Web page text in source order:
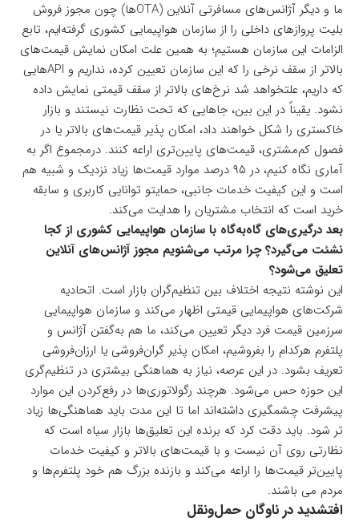
ما و دیگر آژانس‌های مسافرتی آنلاین (OTAها) چون مجوز فروش
بلیت پروازهای داخلی را از سازمان هواپیمایی کشوری گرفته‌ایم، تابع
الزامات این سازمان هستیم؛ به همین علت امکان نمایش قیمت‌های
بالاتر از سقف نرخی را که این سازمان تعیین‌ کرده، نداریم و APIهایی
که داریم، علتخواهد شد نرخ‌های بالاتر از سقف قیمتی نمایش داده
نشود. یقیناً در این بین، جاهایی که تحت نظارت نیستند و بازار
خاکستری را شکل خواهند داد، امکان پذیر قیمت‌های بالاتر یا در
فصول کم‌مشتری، قیمت‌های پایین‌تری اراعه کنند. درمجموع اگر به
آماری نگاه کنیم، در ۹۵ درصد موارد قیمت‌ها زیاد نزدیک و شبیه هم
است و این کیفیت خدمات جانبی، حمایتو توانایی کاربری و سابقه
خرید است که انتخاب مشتریان را هدایت می‌کند.
بعد درگیری‌های گاه‌به‌گاه با سازمان هواپیمایی کشوری از کجا
نشئت می‌گیرد؟ چرا مرتب می‌شنویم مجوز آژانس‌های آنلاین
تعلیق می‌شود؟
این نوشته نتیجه اختلاف بین تنظیم‌گران بازار است. اتحادیه
شرکت‌های هواپیمایی قیمتی اظهار می‌کند و سازمان هواپیمایی
سرزمین قیمت فرد دیگر تعیین می‌کند، ما هم به‌گفتن آژانس و
پلتفرم هرکدام را بفروشیم، امکان پذیر گران‌فروشی یا ارزان‌فروشی
تعریف بشود. در این عرصه، نیاز به هماهنگی بیشتری در تنظیم‌گری
این حوزه حس می‌شود. هرچند رگولاتوری‌ها در رفع‌کردن این موارد
پیشرفت چشمگیری داشته‌اند اما تا این مدت باید هماهنگی‌ها زیاد
تر شود. باید دقت کرد که برنده این تعلیق‌ها بازار سیاه است که
نظارتی روی آن‌ نیست و با قیمت‌های بالاتر و کیفیت خدمات
پایین‌تر قیمت‌ها را اراعه می‌کند و بازنده بزرگ هم خود پلتفرم‌ها و
مردم می باشند.
افتشدید در ناوگان حمل‌و‌نقل